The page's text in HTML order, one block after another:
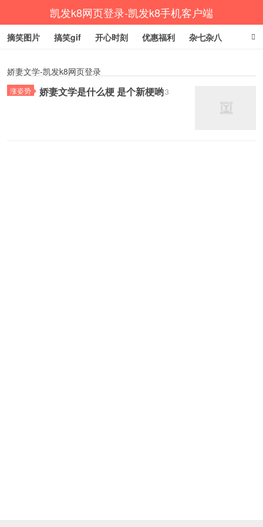
凯发k8网页登录-凯发k8手机客户端
摘笑图片 搞笑gif 开心时刻 优惠福利 杂七杂八
娇妻文学-凯发k8网页登录
涨姿势 娇妻文学是什么梗 是个新梗哟3